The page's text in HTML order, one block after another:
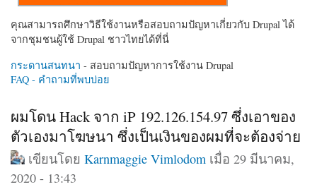
คุณสามารถศึกษาวิธีใช้งานหรือสอบถามปัญหาเกี่ยวกับ Drupal ได้
จากชุมชนผู้ใช้ Drupal ชาวไทยได้ที่นี่
กระดานสนทนา - สอบถามปัญหาการใช้งาน Drupal
FAQ - คำถามที่พบบ่อย
ผมโดน Hack จาก iP 192.126.154.97 ซึ่งเอาของ
ตัวเองมาโฆษนา ซึ่งเป็นเงินของผมที่จะต้องจ่าย
เขียนโดย Karnmaggie Vimlodom เมื่อ 29 มีนาคม,
2020 - 13:43